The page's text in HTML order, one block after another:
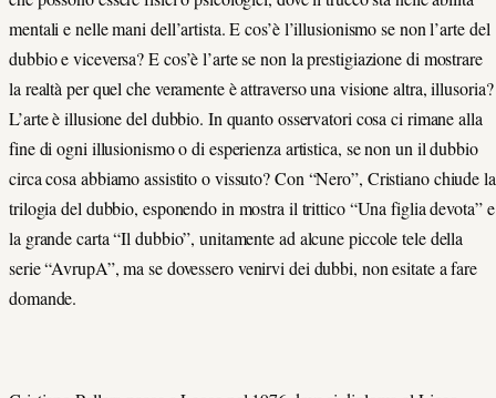
mentali e nelle mani dell’artista. E cos’è l’illusionismo se non l’arte del
dubbio e viceversa? E cos’è l’arte se non la prestigiazione di mostrare
la realtà per quel che veramente è attraverso una visione altra, illusoria?
L’arte è illusione del dubbio. In quanto osservatori cosa ci rimane alla
fine di ogni illusionismo o di esperienza artistica, se non un il dubbio
circa cosa abbiamo assistito o vissuto? Con “Nero”, Cristiano chiude la
trilogia del dubbio, esponendo in mostra il trittico “Una figlia devota” e
la grande carta “Il dubbio”, unitamente ad alcune piccole tele della
serie “AvrupA”, ma se dovessero venirvi dei dubbi, non esitate a fare
domande.